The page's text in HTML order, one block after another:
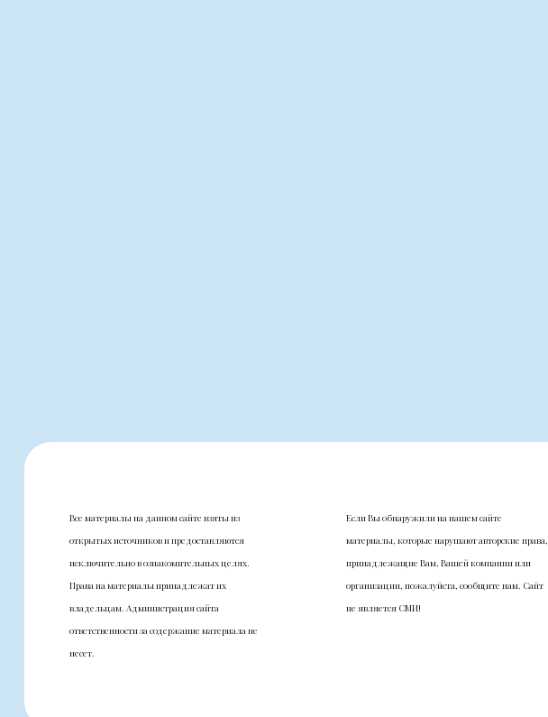
Все материалы на данном сайте взяты из
открытых источников и предоставляются
исключительно в ознакомительных целях.
Права на материалы принадлежат их
владельцам. Администрация сайта
ответственности за содержание материала не
несет.
Если Вы обнаружили на нашем сайте
материалы, которые нарушают авторские права,
принадлежащие Вам, Вашей компании или
организации, пожалуйста, сообщите нам. Сайт
не является СМИ!